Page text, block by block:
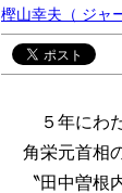
樫山幸夫 （ ジャ
５年にわ
角栄元首相
〝田中曽